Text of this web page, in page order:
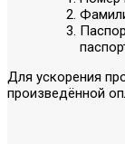
Для ускорения
произведённой